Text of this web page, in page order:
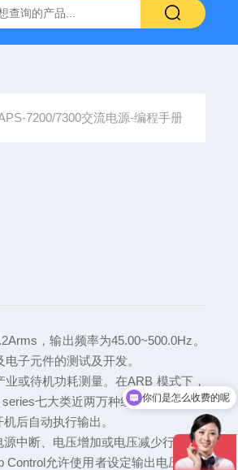
纬 GSP-730 频谱分析仪 艾睿光电
7200/7300交流电源-编程手册
，输出频率为45.00~500.0Hz。
子元件的测试及开发。
或待机功耗测量。在ARB 模式下，
七大类近两万种组合波形，能满
后自动执行输出。
中断、电压增加或电压减少行为；1
允许使用者设定输出电压上升
你们是怎么收费的呢